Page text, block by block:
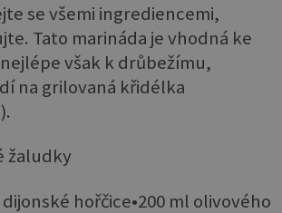
se všemi ingrediencemi,
Tato marináda je vhodná ke
však k drůbežímu,
na grilovaná křidélka
žaludky
hořčice•200 ml olivového